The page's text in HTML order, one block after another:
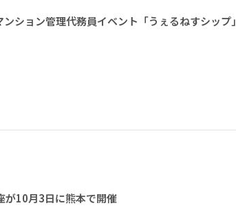
ション管理代務員イベント「うぇるねすシップ」
10月3日に熊本で開催